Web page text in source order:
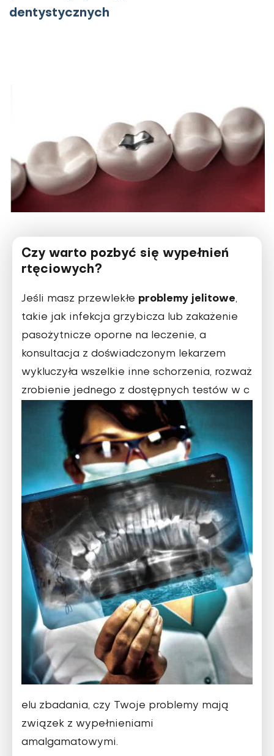
dentystycznych
Czy warto pozbyć się wypełnień
rtęciowych?
Jeśli masz przewlekłe problemy jelitowe,
takie jak infekcja grzybicza lub zakażenie
pasożytnicze oporne na leczenie, a
konsultacja z doświadczonym lekarzem
wykluczyła wszelkie inne schorzenia, rozważ
zrobienie jednego z dostępnych testów w c
elu zbadania, czy Twoje problemy mają
związek z wypełnieniami
amalgamatowymi.